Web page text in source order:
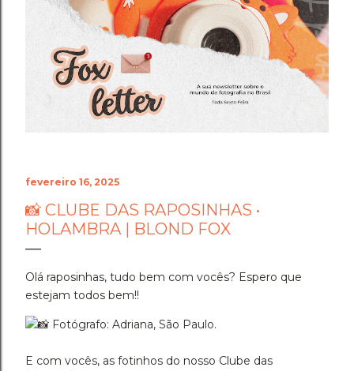
recebê-las. Eu espero as suas obras de arte, ein?!
Beijos da raposa e até a próxima!!
fevereiro 16, 2025
📸 CLUBE DAS RAPOSINHAS •
HOLAMBRA | BLOND FOX
Olá raposinhas, tudo bem com vocês? Espero que
estejam todos bem!!
Fotógrafo: Adriana, São Paulo.
E com vocês, as fotinhos do nosso Clube das